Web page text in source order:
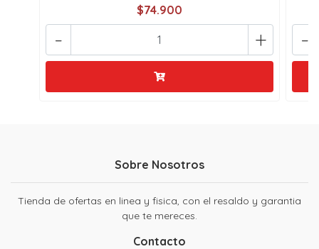
$74.900
+
- -
Sobre Nosotros
Tienda de ofertas en linea y fisica, con el resaldo y garantia
que te mereces.
Contacto